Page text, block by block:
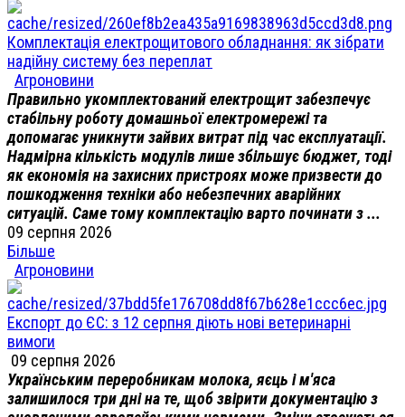
Комплектація електрощитового обладнання: як зібрати
надійну систему без переплат
Агроновини
Правильно укомплектований електрощит забезпечує
стабільну роботу домашньої електромережі та
допомагає уникнути зайвих витрат під час експлуатації.
Надмірна кількість модулів лише збільшує бюджет, тоді
як економія на захисних пристроях може призвести до
пошкодження техніки або небезпечних аварійних
ситуацій. Саме тому комплектацію варто починати з ...
09 серпня 2026
Більше
Агроновини
Експорт до ЄС: з 12 серпня діють нові ветеринарні
вимоги
09 серпня 2026
Українським переробникам молока, яєць і м'яса
залишилося три дні на те, щоб звірити документацію з